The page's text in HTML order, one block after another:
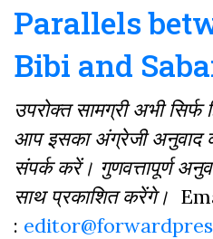
Parallels
Bibi and
उपरोक्त सामग्री अभी
आप इसका अंग्रेजी अनुवाद
संपर्क करें। गुणवत्तापूर्ण
साथ प्रकाशित करेंगे।
: